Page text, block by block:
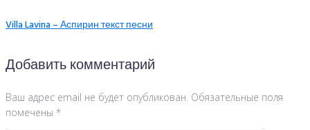
Villa Lavina – Аспирин текст песни
Добавить комментарий
Ваш адрес email не будет опубликован. Обязательные поля
помечены *